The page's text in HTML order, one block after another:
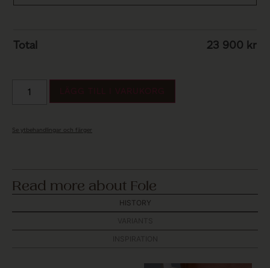
Total 23 900 kr
LÄGG TILL I VARUKORG
Se ytbehandlingar och färger
Read more about Fole
HISTORY